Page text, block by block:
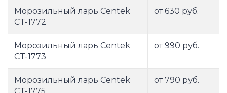
Морозильный ларь Centek
CT-1772
от 630 руб.
Морозильный ларь Centek
CT-1773
от 990 руб.
Морозильный ларь Centek
от 790 руб.